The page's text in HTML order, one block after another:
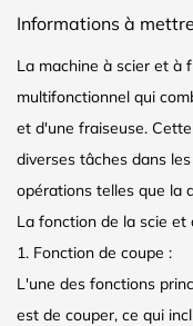
Informations à
La machine à scier et à
multifonctionnel qui
et d'une fraiseuse.
diverses tâches dans
opérations telles que la
La fonction de la scie et
1. Fonction de coupe :
L'une des fonctions
est de couper, ce qui